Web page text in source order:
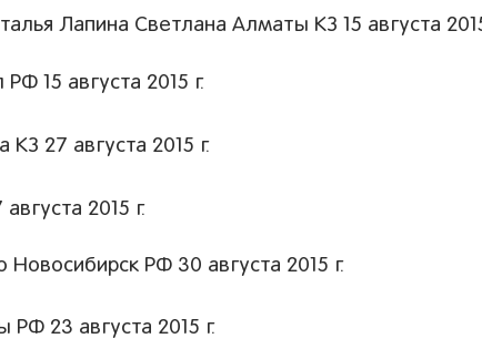
Лапина Светлана Алматы КЗ 15 августа
15 августа 2015 г.
27 августа 2015 г.
2015 г.
РФ 30 августа 2015 г.
23 августа 2015 г.